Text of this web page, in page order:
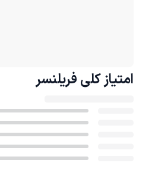
امتیاز کلی فریلنسر